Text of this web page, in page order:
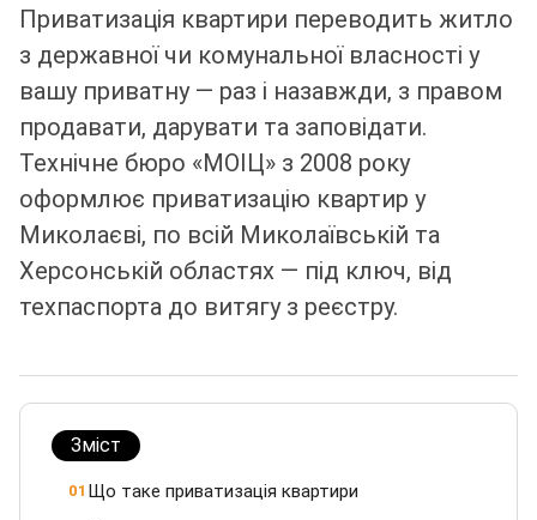
Приватизація квартири переводить житло
з державної чи комунальної власності у
вашу приватну — раз і назавжди, з правом
продавати, дарувати та заповідати.
Технічне бюро «МОІЦ» з 2008 року
оформлює приватизацію квартир у
Миколаєві, по всій Миколаївській та
Херсонській областях — під ключ, від
техпаспорта до витягу з реєстру.
Зміст
01 Що таке приватизація квартири